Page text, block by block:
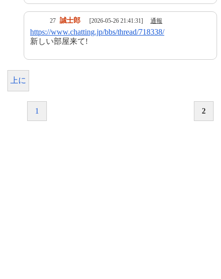
27 誠士郎 [2026-05-26 21:41:31] 通報
https://www.chatting.jp/bbs/thread/718338/
新しい部屋来て!
上に
1 2